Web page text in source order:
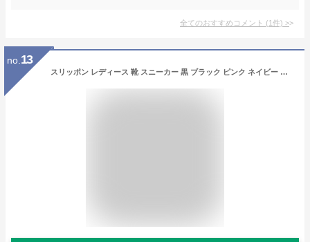
全てのおすすめコメント (1件) >
no. 13
スリッポン レディース 靴 スニーカー 黒 ブラック ピンク ネイビー 軽量 軽い 厚底 クッション 低反発 ハンズフリー 妊婦 買い物 主婦 子育て サッと履ける 履きやすい 手を使わない 疲れない 歩きやすい 履きやすい 楽 すぐフィット SuGu FIT DS-8505